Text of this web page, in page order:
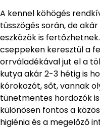
A kennel köhögés
tüsszögés során, de
eszközök is
cseppeken keresztül a
orrváladékával jut el a
kutya akár 2-3 hétig is
kórokozót, sőt, vannak
tünetmentes hordozók
különösen fontos a
higiénia és a megelőző